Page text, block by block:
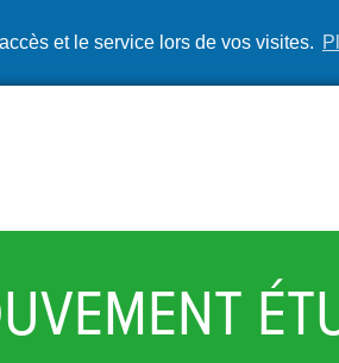
et le service lors de vos visites.